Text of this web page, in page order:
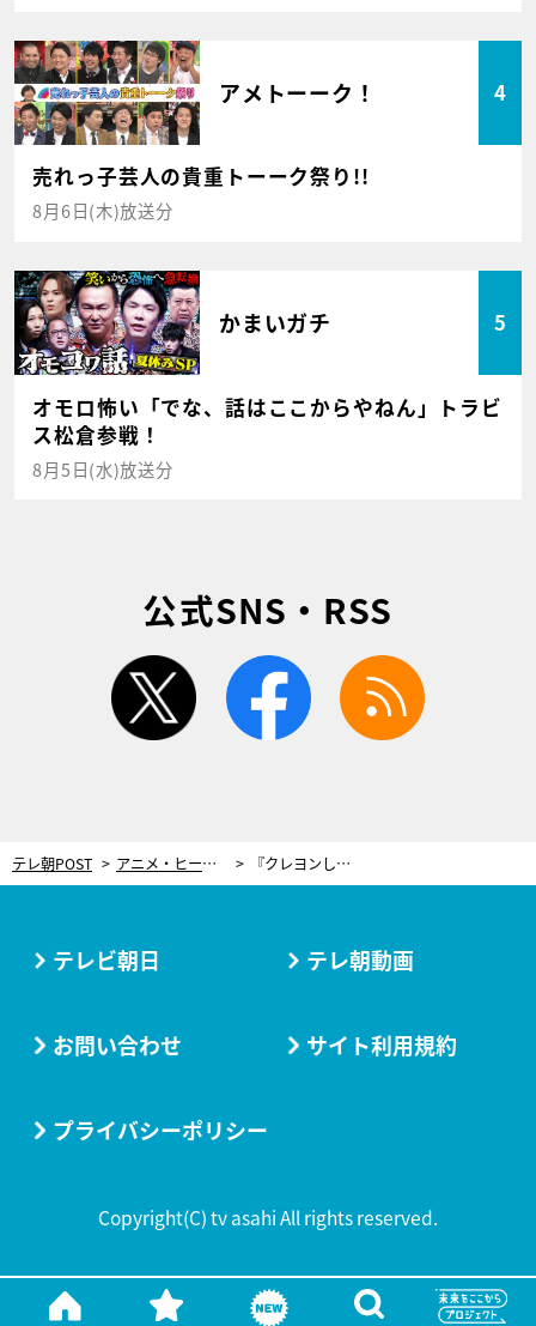
アメトーーク！ 4
売れっ子芸人の貴重トーーク祭り!!
8月6日(木)放送分
かまいガチ 5
オモロ怖い「でな、話はここからやねん」トラビ
ス松倉参戦！
8月5日(水)放送分
公式SNS・RSS
twitter facebook
テレ朝POST アニメ・ヒーロー 『クレヨンしんちゃん』30周年記念ラップバトル！台詞まで見事にビートに乗るこだわり
テレビ朝日 テレ朝動画
お問い合わせ サイト利用規約
プライバシーポリシー
Copyright(C) tv asahi All rights reserved.